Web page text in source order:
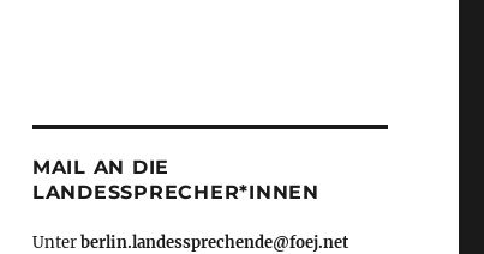
MAIL AN DIE
LANDESSPRECHER*INNEN
Unterberlin.landessprechende@foej.net